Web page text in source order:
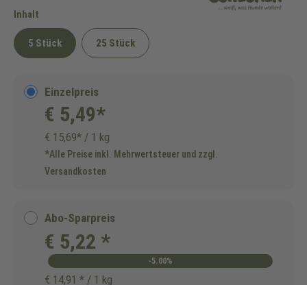
Inhalt
5 Stück 25 Stück
Einzelpreis
€ 5,49*
€ 15,69* / 1 kg
*Alle Preise inkl. Mehrwertsteuer und zzgl.
Versandkosten
Abo-Sparpreis
€ 5,22 *
-5.00%
€ 14,91 * / 1 kg